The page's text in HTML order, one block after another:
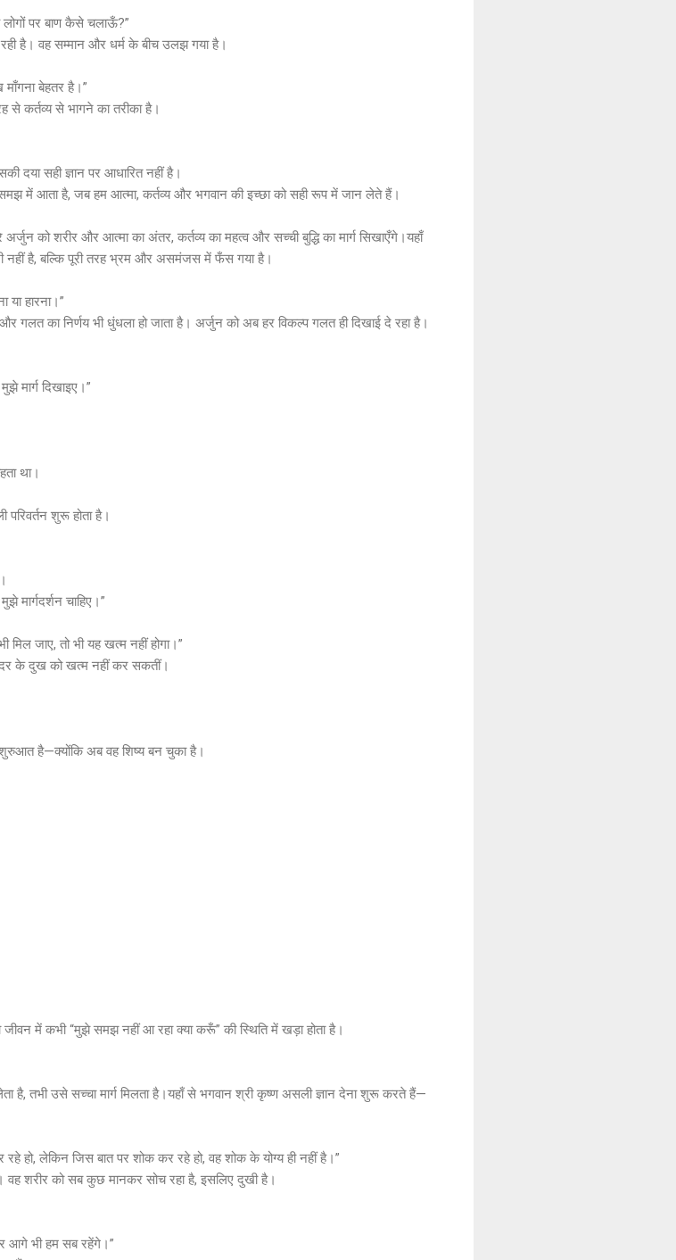
पर बाण कैसे चलाऊँ?”
है। वह सम्मान और धर्म के बीच उलझ गया है।
बेहतर है।”
से कर्तव्य से भागने का तरीका है।
दया सही ज्ञान पर आधारित नहीं है।
में आता है, जब हम आत्मा, कर्तव्य और भगवान की इच्छा को सही रूप में जान लेते हैं।
को शरीर और आत्मा का अंतर, कर्तव्य का महत्व और सच्ची बुद्धि का मार्ग सिखाएँगे।यहाँ
नहीं है, बल्कि पूरी तरह भ्रम और असमंजस में फँस गया है।
हारना।”
गलत का निर्णय भी धुंधला हो जाता है। अर्जुन को अब हर विकल्प गलत ही दिखाई दे रहा है।
मार्ग दिखाइए।”
था।
शुरू होता है।
मार्गदर्शन चाहिए।”
जाए, तो भी यह खत्म नहीं होगा।”
के दुख को खत्म नहीं कर सकतीं।
है—क्योंकि अब वह शिष्य बन चुका है।
में कभी “मुझे समझ नहीं आ रहा क्या करूँ” की स्थिति में खड़ा होता है।
है, तभी उसे सच्चा मार्ग मिलता है।यहाँ से भगवान श्री कृष्ण असली ज्ञान देना शुरू करते हैं—
हो, लेकिन जिस बात पर शोक कर रहे हो, वह शोक के योग्य ही नहीं है।”
शरीर को सब कुछ मानकर सोच रहा है, इसलिए दुखी है।
आगे भी हम सब रहेंगे।”